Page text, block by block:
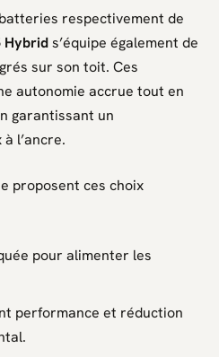
respectivement de
Hybrids’équipe également de
sur son toit. Ces
autonomie accrue tout en
garantissant un
l’ancre.
proposent ces choix
pour alimenter les
performance et réduction